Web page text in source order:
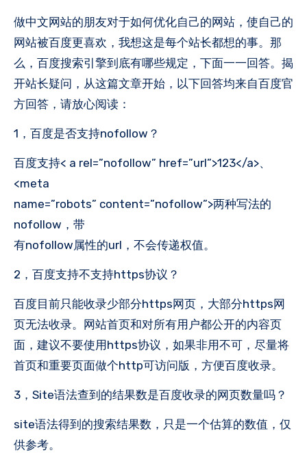
做中文网站的朋友对于如何优化自己的网站，使自己的
网站被百度更喜欢，我想这是每个站长都想的事。那
么，百度搜索引擎到底有哪些规定，下面一一回答。揭
开站长疑问，从这篇文章开始，以下回答均来自百度官
方回答，请放心阅读：
1，百度是否支持nofollow？
百度支持< a rel=”nofollow” href=”url”>123</a>、
<meta
name=”robots” content=”nofollow”>两种写法的
nofollow，带
有nofollow属性的url，不会传递权值。
2，百度支持不支持https协议？
百度目前只能收录少部分https网页，大部分https网
页无法收录。网站首页和对所有用户都公开的内容页
面，建议不要使用https协议，如果非用不可，尽量将
首页和重要页面做个http可访问版，方便百度收录。
3，Site语法查到的结果数是百度收录的网页数量吗？
site语法得到的搜索结果数，只是一个估算的数值，仅
供参考。